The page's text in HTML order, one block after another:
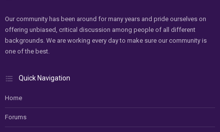
Our community has been around for many years and pride ourselves on
offering unbiased, critical discussion among people of all different
backgrounds. We are working every day to make sure our community is
one of the best.
Quick Navigation
Home
Forums